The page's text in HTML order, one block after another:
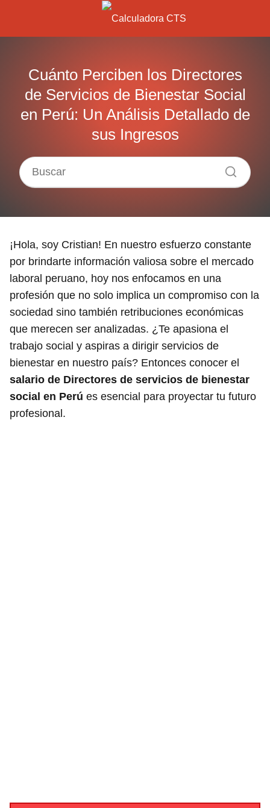
Cuánto Perciben los Directores
de Servicios de Bienestar Social
en Perú: Un Análisis Detallado de
sus Ingresos
¡Hola, soy Cristian! En nuestro esfuerzo constante
por brindarte información valiosa sobre el mercado
laboral peruano, hoy nos enfocamos en una
profesión que no solo implica un compromiso con la
sociedad sino también retribuciones económicas
que merecen ser analizadas. ¿Te apasiona el
trabajo social y aspiras a dirigir servicios de
bienestar en nuestro país? Entonces conocer el
salario de Directores de servicios de bienestar
social en Perú es esencial para proyectar tu futuro
profesional.